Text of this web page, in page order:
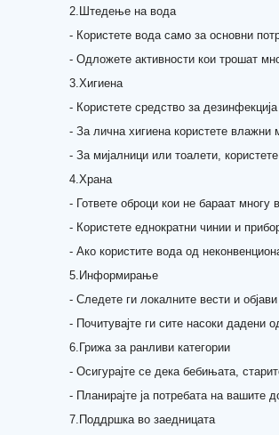
2.Штедење на вода
- Користете вода само за основни
- Одложете активности кои трошат
3.Хигиена
- Користете средство за
- За лична хигиена користете влажни
- За мијалници или тоалети,
4.Храна
- Гответе оброци кои не бараат многу
- Користете еднократни чинии и
- Ако користите вода од
5.Информирање
- Следете ги локалните вести и
- Почитувајте ги сите насоки дадени
6.Грижа за ранливи категории
- Осигурајте се дека бебињата,
- Планирајте ја потребата на вашите
7.Поддршка во заедницата